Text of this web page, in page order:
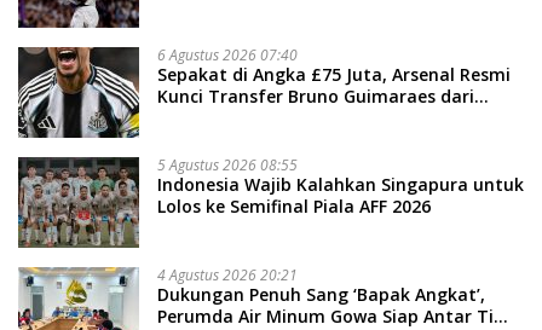
6 Agustus 2026 07:40
Sepakat di Angka £75 Juta, Arsenal Resmi
Kunci Transfer Bruno Guimaraes dari
5 Agustus 2026 08:55
Indonesia Wajib Kalahkan Singapura untuk
Lolos ke Semifinal Piala AFF 2026
4 Agustus 2026 20:21
Dukungan Penuh Sang ‘Bapak Angkat’,
Perumda Air Minum Gowa Siap Antar Tim